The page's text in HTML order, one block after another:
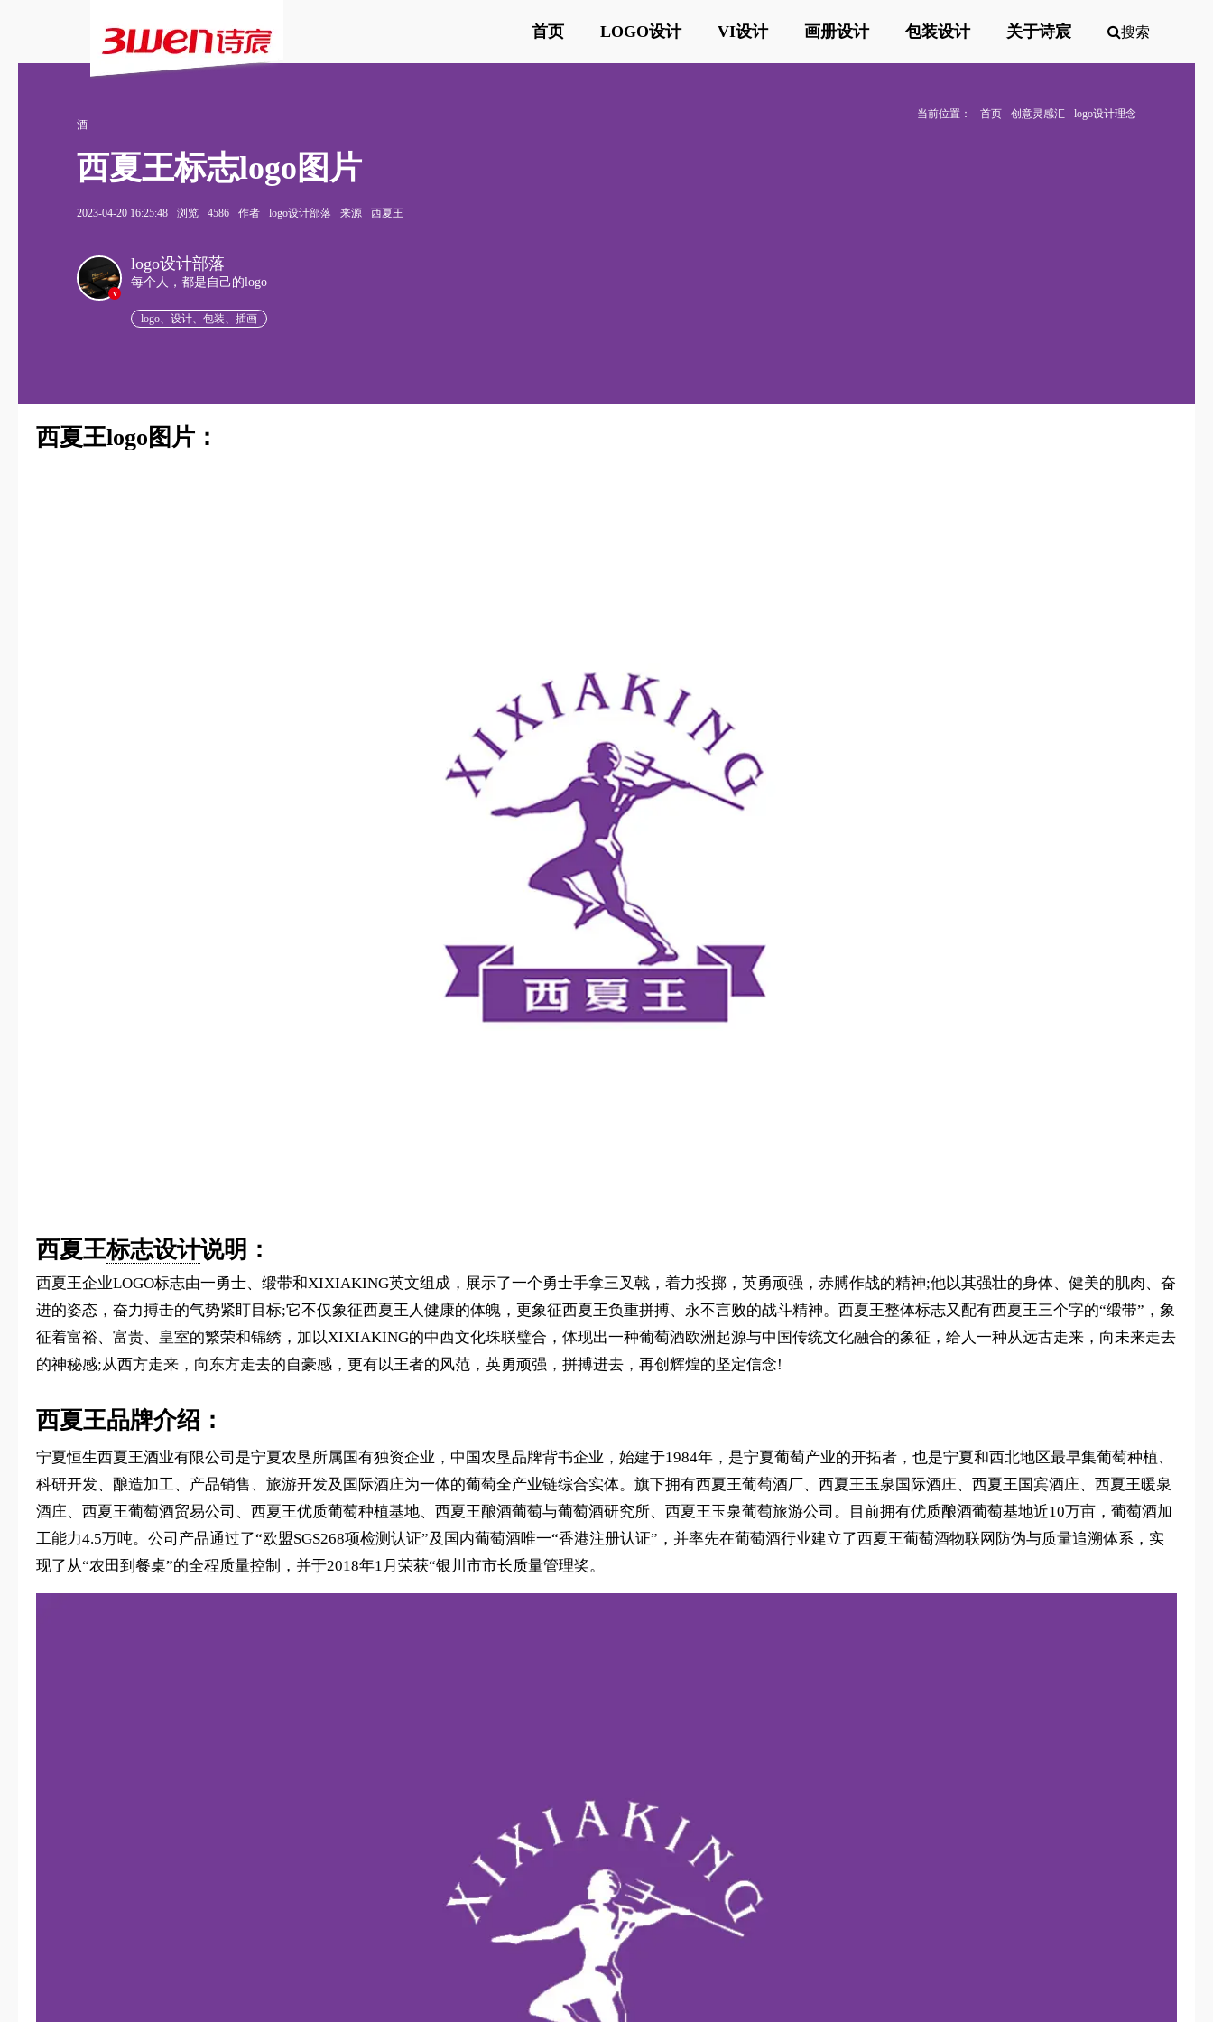
首页 LOGO设计 VI设计 画册设计 包装设计 关于诗宸 搜索
当前位置： 首页 创意灵感汇
logo设计理念
酒
西夏王标志logo图片
2023-04-20 16:25:48 浏览 4586 作者 logo设计部落 来源 西夏王
v
logo设计部落
每个人，都是自己的logo
logo、设计、包装、插画
西夏王logo图片：
西夏王标志设计说明：
西夏王企业LOGO标志由一勇士、缎带和XIXIAKING英文组成，展示了一个勇士手拿三叉戟，着力投掷，英勇顽强，赤膊作战的精神;他以其强壮的身体、健美的肌肉、奋
进的姿态，奋力搏击的气势紧盯目标;它不仅象征西夏王人健康的体魄，更象征西夏王负重拼搏、永不言败的战斗精神。西夏王整体标志又配有西夏王三个字的“缎带”，象
征着富裕、富贵、皇室的繁荣和锦绣，加以XIXIAKING的中西文化珠联璧合，体现出一种葡萄酒欧洲起源与中国传统文化融合的象征，给人一种从远古走来，向未来走去
的神秘感;从西方走来，向东方走去的自豪感，更有以王者的风范，英勇顽强，拼搏进去，再创辉煌的坚定信念!
西夏王品牌介绍：
宁夏恒生西夏王酒业有限公司是宁夏农垦所属国有独资企业，中国农垦品牌背书企业，始建于1984年，是宁夏葡萄产业的开拓者，也是宁夏和西北地区最早集葡萄种植、
科研开发、酿造加工、产品销售、旅游开发及国际酒庄为一体的葡萄全产业链综合实体。旗下拥有西夏王葡萄酒厂、西夏王玉泉国际酒庄、西夏王国宾酒庄、西夏王暖泉
酒庄、西夏王葡萄酒贸易公司、西夏王优质葡萄种植基地、西夏王酿酒葡萄与葡萄酒研究所、西夏王玉泉葡萄旅游公司。目前拥有优质酿酒葡萄基地近10万亩，葡萄酒加
工能力4.5万吨。公司产品通过了“欧盟SGS268项检测认证”及国内葡萄酒唯一“香港注册认证”，并率先在葡萄酒行业建立了西夏王葡萄酒物联网防伪与质量追溯体系，实
现了从“农田到餐桌”的全程质量控制，并于2018年1月荣获“银川市市长质量管理奖。